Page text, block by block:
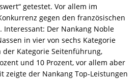
getestet. Vor allem im
gegen den französischen
Interessant: Der Nankang Noble
in vier von sechs Kategorie
Kategorie Seitenführung,
und 10 Prozent, vor allem aber
zeigte der Nankang Top-Leistungen